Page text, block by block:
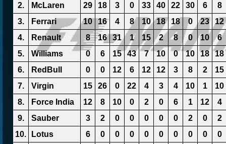
2.
McLaren 29 18 3 0 33 40 22 30 6
8
3.
Ferrari 10 16 4 8 10 18 18 0 23
12
4.
Renault 8 16 31 1 15 2 8 0 10
6
5.
Williams 0 6 15 43 7 10 0 10 18
18
6.
RedBull 0 0 12 6 12 12 3 8 2
15
7.
Virgin 15 26 0 22 4 3 4 10 1
10
8.
Force India 12 8 10 0 2 0 6 1 12
4
9.
Sauber 3 2 0 0 0 0 0 2 0
2
10.
Lotus 6 0 0 0 0 0 0 0 0
0